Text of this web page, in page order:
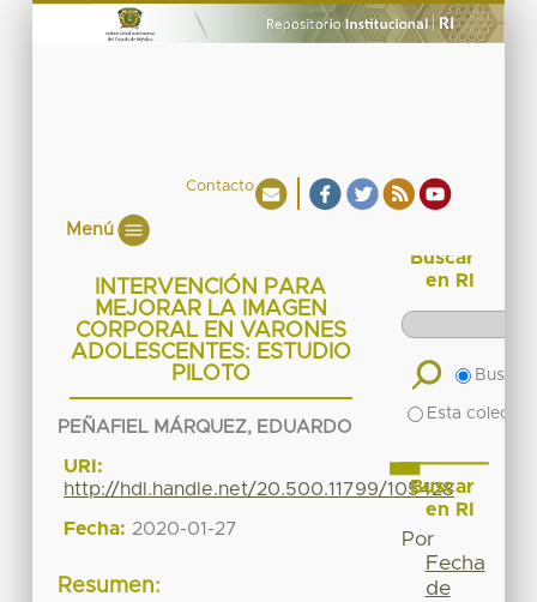
Contacto
Menú
INTERVENCIÓN PARA
MEJORAR LA IMAGEN
CORPORAL EN VARONES
ADOLESCENTES: ESTUDIO
PILOTO
PEÑAFIEL MÁRQUEZ, EDUARDO
URI:
http://hdl.handle.net/20.500.11799/105428
Fecha: 2020-01-27
Resumen:
Buscar
en RI
Buscar
Esta
Buscar
en RI
Por
Fecha
de